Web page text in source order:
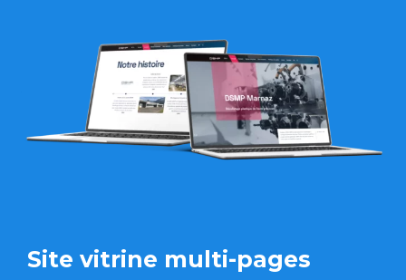
Site vitrine multi-pages